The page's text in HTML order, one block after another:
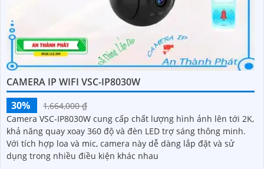
CAMERA IP WIFI VSC-IP8030W
30%
1,664,000 ₫
Camera VSC-IP8030W cung cấp chất lượng hình ảnh lên tới 2K,
khả năng quay xoay 360 độ và đèn LED trợ sáng thông minh.
Với tích hợp loa và mic, camera này dễ dàng lắp đặt và sử
dụng trong nhiều điều kiện khác nhau